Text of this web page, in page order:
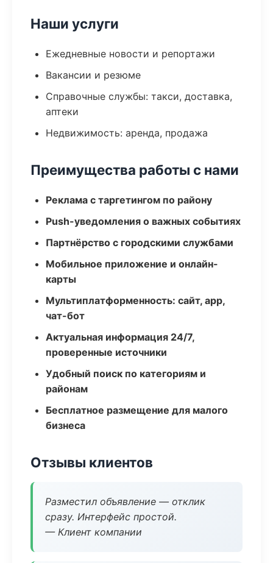
Наши услуги
Ежедневные новости и репортажи
Вакансии и резюме
Справочные службы: такси, доставка,
аптеки
Недвижимость: аренда, продажа
Преимущества работы с нами
Реклама с таргетингом по району
Push-уведомления о важных событиях
Партнёрство с городскими службами
Мобильное приложение и онлайн-
карты
Мультиплатформенность: сайт, app,
чат-бот
Актуальная информация 24/7,
проверенные источники
Удобный поиск по категориям и
районам
Бесплатное размещение для малого
бизнеса
Отзывы клиентов
Разместил объявление — отклик
сразу. Интерфейс простой.
— Клиент компании